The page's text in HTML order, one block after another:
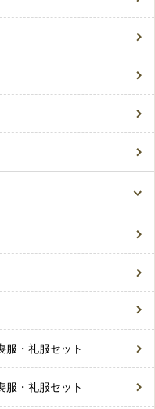
服・礼服セット
服・礼服セット